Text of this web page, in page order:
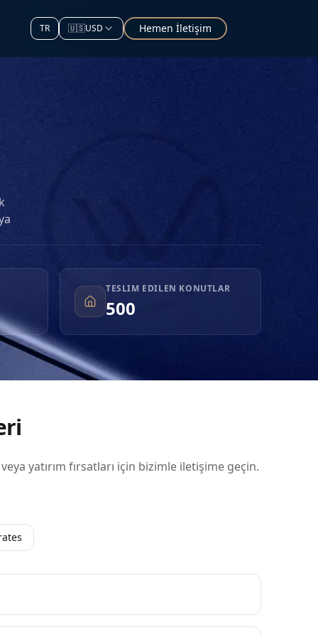
TR 🇺🇸USD Hemen İletişim
TESLIM EDILEN KONUTLAR
500
yatırım fırsatları için bizimle iletişime geçin.